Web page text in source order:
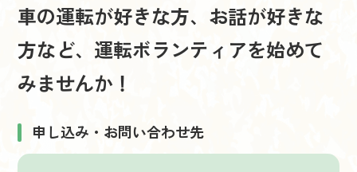
車の運転が好きな方、お話が好きな
方など、運転ボランティアを始めて
みませんか！
申し込み・お問い合わせ先